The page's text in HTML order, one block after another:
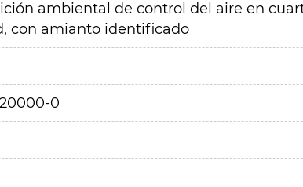
ambiental de control del aire en
con amianto identificado
0